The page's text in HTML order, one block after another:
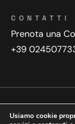
CONTATTI
Prenota una
+39
Copyright © 2025
Usiamo cookie